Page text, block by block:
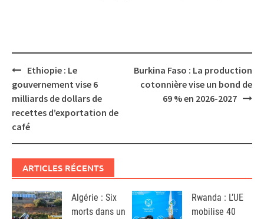
Post
navigation
Ethiopie : Le
gouvernement vise 6
milliards de dollars de
recettes d’exportation de
café
Burkina Faso : La production
cotonnière vise un bond de
69 % en 2026-2027
ARTICLES RÉCENTS
Algérie : Six
morts dans un
Rwanda : L’UE
mobilise 40